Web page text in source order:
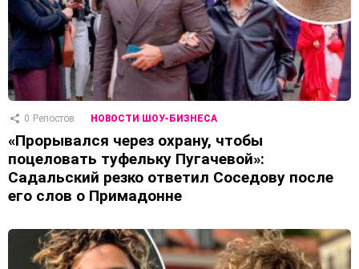
0 Репостов НОВОСТИ ШОУ-БИЗНЕСА
«Прорывался через охрану, чтобы
поцеловать туфельку Пугачевой»:
Садальский резко ответил Соседову после
его слов о Примадонне